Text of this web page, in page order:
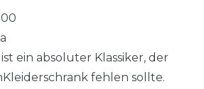
ein absoluter Klassiker, der
fehlen sollte.